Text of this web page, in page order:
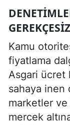
Kamu
fiyatlama
Asgari ücret
sahaya
marketler ve
mercek